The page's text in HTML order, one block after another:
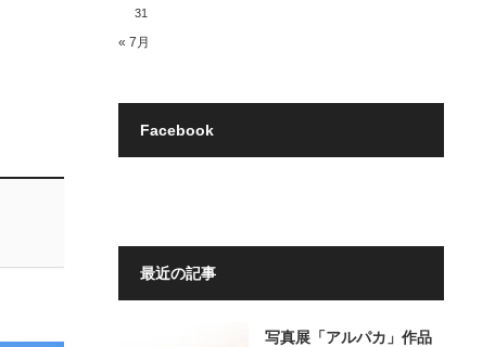
31
« 7月
Facebook
最近の記事
写真展「アルパカ」作品